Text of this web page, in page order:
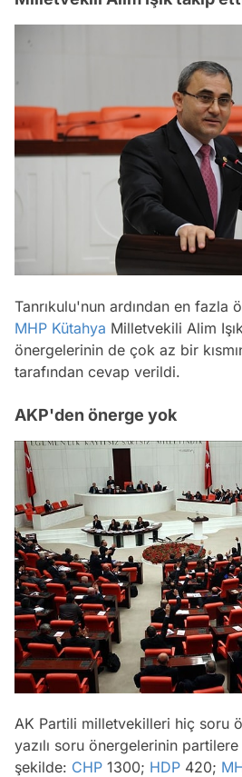
Tanrıkulu'nun ardından en fazla
MHP Kütahya Milletvekili Alim
önergelerinin de çok az bir
tarafından cevap verildi.
AKP'den önerge yok
AK Partili milletvekilleri hiç soru
yazılı soru önergelerinin partilere
şekilde: CHP 1300; HDP 420;